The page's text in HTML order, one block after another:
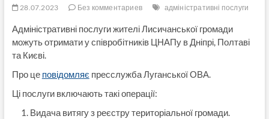
28.07.2023 Без комментариев адміністративні послуги
Адміністративні послуги жителі Лисичанської громади
можуть отримати у співробітників ЦНАПу в Дніпрі, Полтаві
та Києві.
Про це повідомляє пресслужба Луганської ОВА.
Ці послуги включають такі операції:
Видача витягу з реєстру територіальної громади.